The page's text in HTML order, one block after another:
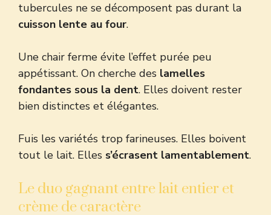
tubercules ne se décomposent pas durant la
cuisson lente au four.
Une chair ferme évite l’effet purée peu
appétissant. On cherche des lamelles
fondantes sous la dent. Elles doivent rester
bien distinctes et élégantes.
Fuis les variétés trop farineuses. Elles boivent
tout le lait. Elles s’écrasent lamentablement.
Le duo gagnant entre lait entier et
crème de caractère